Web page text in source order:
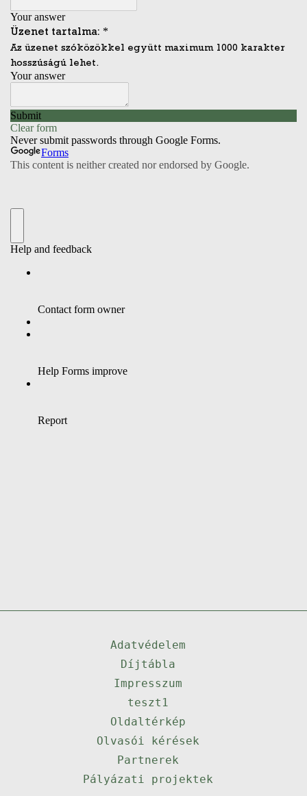
Adatvédelem
Díjtábla
Impresszum
teszt1
Oldaltérkép
Olvasói kérések
Partnerek
Pályázati projektek